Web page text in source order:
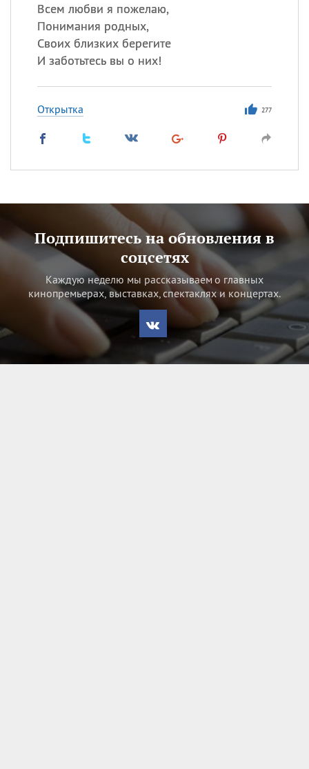
Всем любви я пожелаю,
Понимания родных,
Своих близких берегите
И заботьтесь вы о них!
Открытка 277
Подпишитесь на обновления в
соцсетях
Каждую неделю мы рассказываем о главных
кинопремьерах, выставках, спектаклях и концертах.